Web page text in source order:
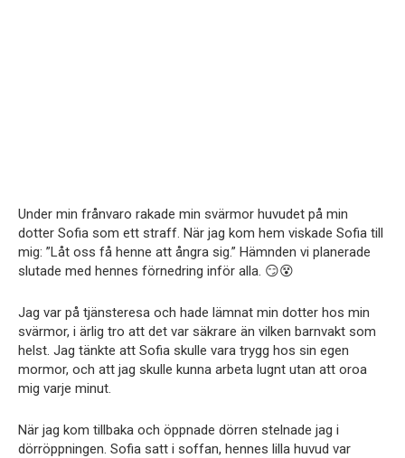
Under min frånvaro rakade min svärmor huvudet på min
dotter Sofia som ett straff. När jag kom hem viskade Sofia till
mig: ”Låt oss få henne att ångra sig.” Hämnden vi planerade
slutade med hennes förnedring inför alla. 😏😵
Jag var på tjänsteresa och hade lämnat min dotter hos min
svärmor, i ärlig tro att det var säkrare än vilken barnvakt som
helst. Jag tänkte att Sofia skulle vara trygg hos sin egen
mormor, och att jag skulle kunna arbeta lugnt utan att oroa
mig varje minut.
När jag kom tillbaka och öppnade dörren stelnade jag i
dörröppningen. Sofia satt i soffan, hennes lilla huvud var